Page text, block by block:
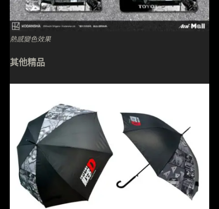
熱感變色效果
其他精品